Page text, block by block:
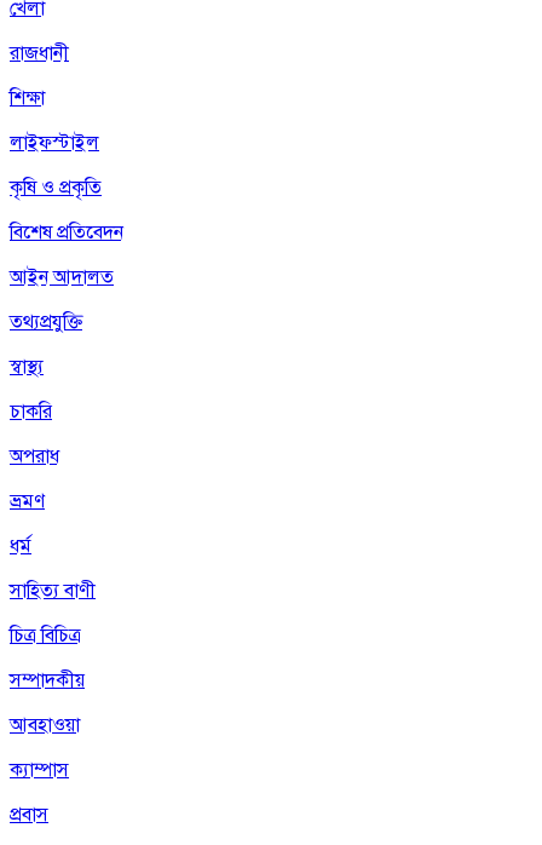
খেলা
রাজধানী
শিক্ষা
লাইফস্টাইল
কৃষি ও প্রকৃতি
বিশেষ প্রতিবেদন
আইন আদালত
তথ্যপ্রযুক্তি
স্বাস্থ্য
চাকরি
অপরাধ
ভ্রমণ
ধর্ম
সাহিত্য বাণী
চিত্র বিচিত্র
সম্পাদকীয়
আবহাওয়া
ক্যাম্পাস
প্রবাস